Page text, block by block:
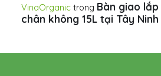
VinaOrganic trong Bàn giao
chân không 15L tại Tây Ninh